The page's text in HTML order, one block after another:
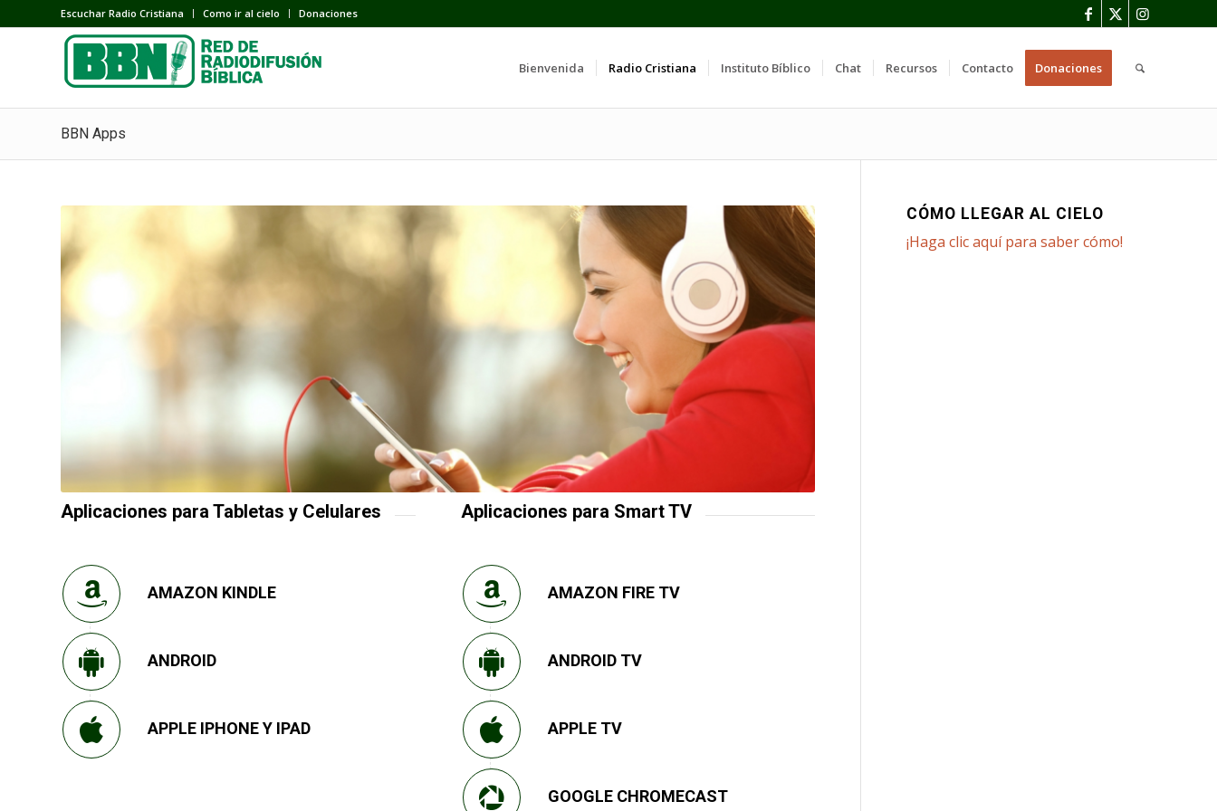
Escuchar Radio Cristiana Como ir al cielo Donaciones
Bienvenida Radio Cristiana Instituto Bíblico Chat Recursos Contacto Donaciones
BBN Apps
Aplicaciones para Tabletas y Celulares
AMAZON KINDLE
ANDROID
APPLE IPHONE Y IPAD
Aplicaciones para Smart TV
AMAZON FIRE TV
ANDROID TV
APPLE TV
GOOGLE CHROMECAST
CÓMO LLEGAR AL CIELO
¡Haga clic aquí para saber cómo!